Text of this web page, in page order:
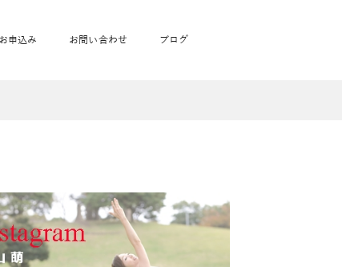
ズヨガ通信
ジ
申込み お問い合わせ ブログ